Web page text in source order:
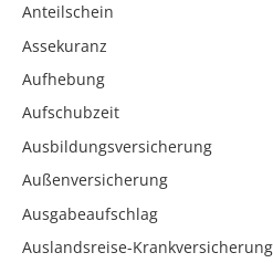
Anteilschein
Assekuranz
Aufhebung
Aufschubzeit
Ausbildungsversicherung
Außenversicherung
Ausgabeaufschlag
Auslandsreise-Krankversicherung